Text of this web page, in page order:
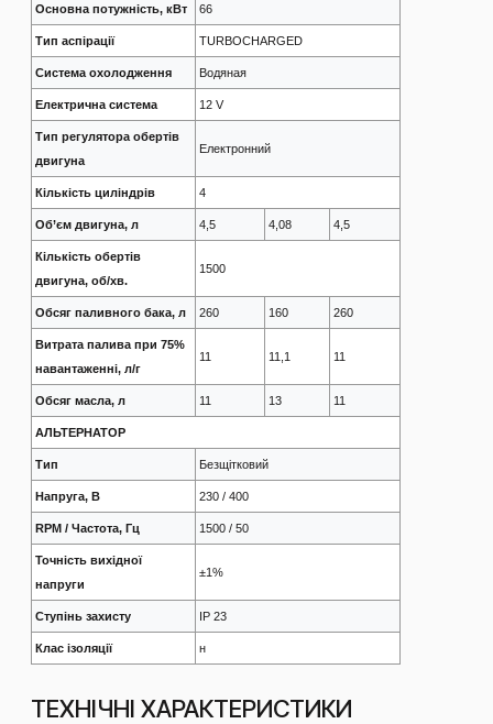
Основна потужність, кВт 66
Тип аспірації TURBOCHARGED
Система охолодження Водяная
Електрична система 12 V
Тип регулятора обертів
двигуна
Електронний
Кількість циліндрів 4
Об’єм двигуна, л 4,5 4,08 4,5
Кількість обертів
двигуна, об/хв.
1500
Обсяг паливного бака, л 260 160 260
Витрата палива при 75%
навантаженні, л/г
11 11,1 11
Обсяг масла, л 11 13 11
АЛЬТЕРНАТОР
Тип Безщітковий
Напруга, В 230 / 400
RPM / Частота, Гц 1500 / 50
Точність вихідної
напруги
±1%
Ступінь захисту IP 23
Клас ізоляції н
ТЕХНІЧНІ ХАРАКТЕРИСТИКИ